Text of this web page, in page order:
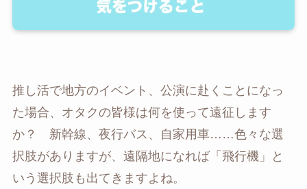
推し活で地方のイベント、公演に赴くことになっ
た場合、オタクの皆様は何を使って遠征します
か？ 新幹線、夜行バス、自家用車……色々な選
択肢がありますが、遠隔地になれば「飛行機」と
いう選択肢も出てきますよね。